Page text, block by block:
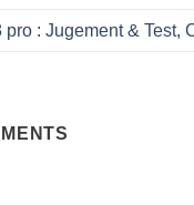
: Jugement & Test,